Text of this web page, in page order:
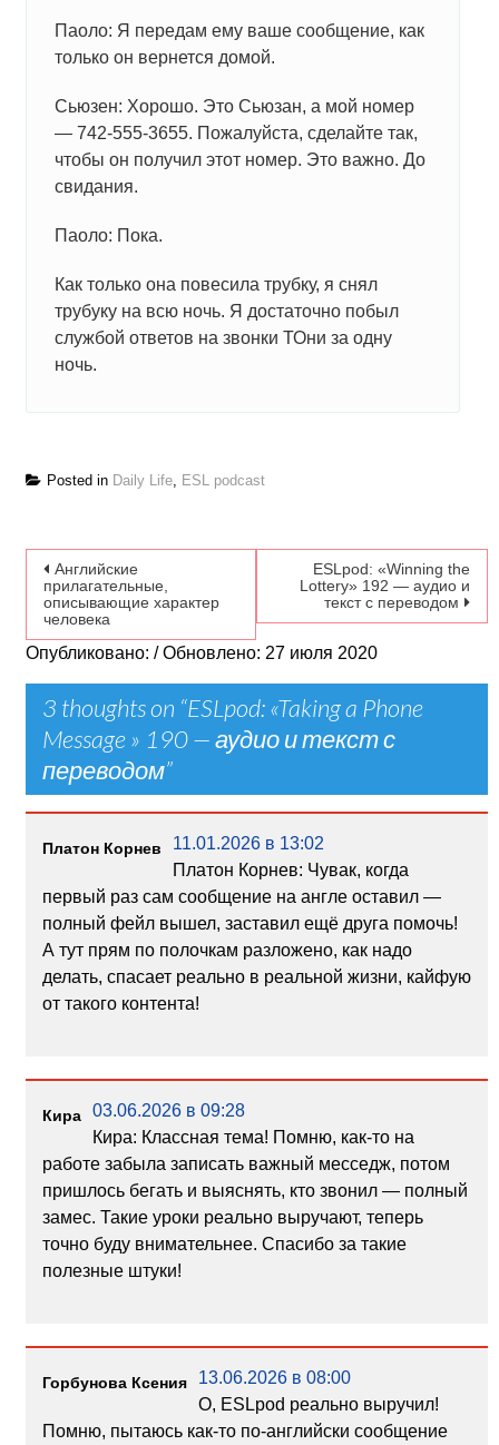
Паоло: Я передам ему ваше сообщение, как
только он вернется домой.
Сьюзен: Хорошо. Это Сьюзан, а мой номер
— 742-555-3655. Пожалуйста, сделайте так,
чтобы он получил этот номер. Это важно. До
свидания.
Паоло: Пока.
Как только она повесила трубку, я снял
трубуку на всю ночь. Я достаточно побыл
службой ответов на звонки ТОни за одну
ночь.
Posted in Daily Life, ESL podcast
Навигация по записям
Английские
прилагательные,
описывающие характер
человека
ESLpod: «Winning the
Lottery» 192 — аудио и
текст с переводом
Опубликовано: / Обновлено: 27 июля 2020
3 thoughts on “ESLpod: «Taking a Phone
Message » 190 — аудио и текст с
переводом”
Платон Корнев
11.01.2026 в 13:02
Платон Корнев: Чувак, когда
первый раз сам сообщение на англе оставил —
полный фейл вышел, заставил ещё друга помочь!
А тут прям по полочкам разложено, как надо
делать, спасает реально в реальной жизни, кайфую
от такого контента!
Кира
03.06.2026 в 09:28
Кира: Классная тема! Помню, как-то на
работе забыла записать важный месседж, потом
пришлось бегать и выяснять, кто звонил — полный
замес. Такие уроки реально выручают, теперь
точно буду внимательнее. Спасибо за такие
полезные штуки!
Горбунова Ксения
13.06.2026 в 08:00
О, ESLpod реально выручил!
Помню, пытаюсь как-то по-английски сообщение